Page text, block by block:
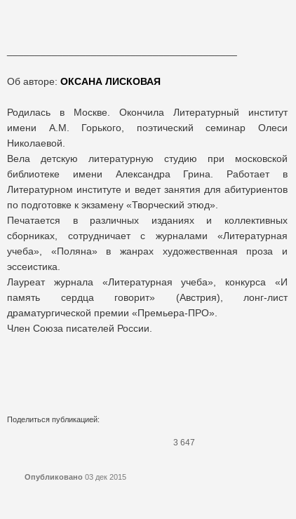
Об авторе: ОКСАНА ЛИСКОВАЯ
Родилась в Москве. Окончила Литературный институт
имени А.М. Горького, поэтический семинар Олеси
Николаевой.
Вела детскую литературную студию при московской
библиотеке имени Александра Грина. Работает в
Литературном институте и ведет занятия для абитуриентов
по подготовке к экзамену «Творческий этюд».
Печатается в различных изданиях и коллективных
сборниках, сотрудничает с журналами «Литературная
учеба», «Поляна» в жанрах художественная проза и
эссеистика.
Лауреат журнала «Литературная учеба», конкурса «И
память сердца говорит» (Австрия), лонг-лист
драматургической премии «Премьера-ПРО».
Член Союза писателей России.
Поделиться публикацией:
3 647
Опубликовано 03 дек 2015